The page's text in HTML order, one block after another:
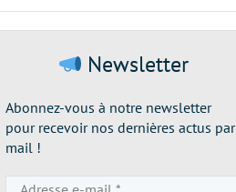
Newsletter
Abonnez-vous à notre newsletter
pour recevoir nos dernières actus par
mail !